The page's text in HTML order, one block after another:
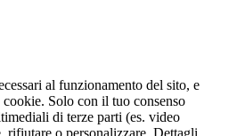
al funzionamento del sito, e
cookie. Solo con il tuo consenso
di terze parti (es. video
rifiutare o personalizzare. Dettagli